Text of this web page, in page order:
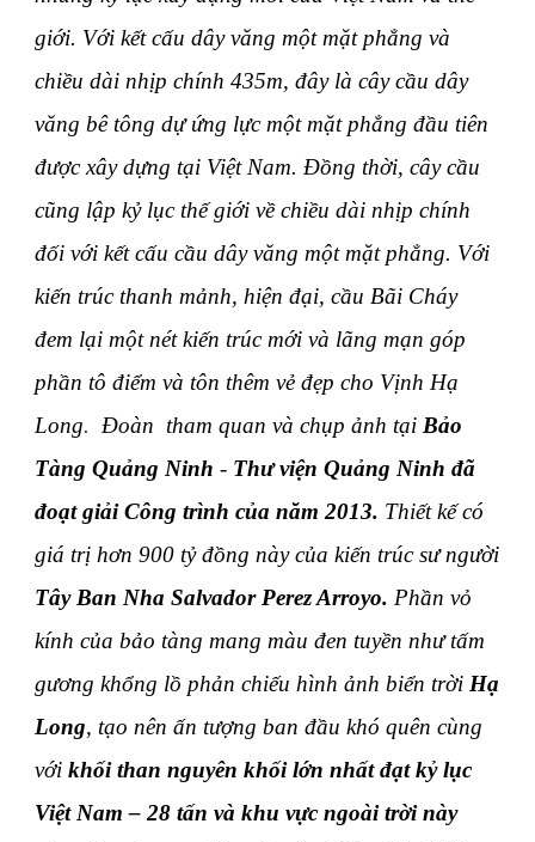
giới. Với kết cấu dây văng một mặt phẳng và
chiều dài nhịp chính 435m, đây là cây cầu dây
văng bê tông dự ứng lực một mặt phẳng đầu tiên
được xây dựng tại Việt Nam. Đồng thời, cây cầu
cũng lập kỷ lục thế giới về chiều dài nhịp chính
đối với kết cấu cầu dây văng một mặt phẳng. Với
kiến trúc thanh mảnh, hiện đại, cầu Bãi Cháy
đem lại một nét kiến trúc mới và lãng mạn góp
phần tô điểm và tôn thêm vẻ đẹp cho Vịnh Hạ
Long.Đoàn tham quan và chụp ảnh tại Bảo
Tàng Quảng Ninh - Thư viện Quảng Ninh đã
đoạt giải Công trình của năm 2013. Thiết kế có
giá trị hơn 900 tỷ đồng này của kiến trúc sư người
Tây Ban Nha Salvador Perez Arroyo. Phần vỏ
kính của bảo tàng mang màu đen tuyền như tấm
gương khổng lồ phản chiếu hình ảnh biển trời Hạ
Long, tạo nên ấn tượng ban đầu khó quên cùng
vớikhối than nguyên khối lớn nhất đạt kỷ lục
Việt Nam – 28 tấn và khu vực ngoài trời này